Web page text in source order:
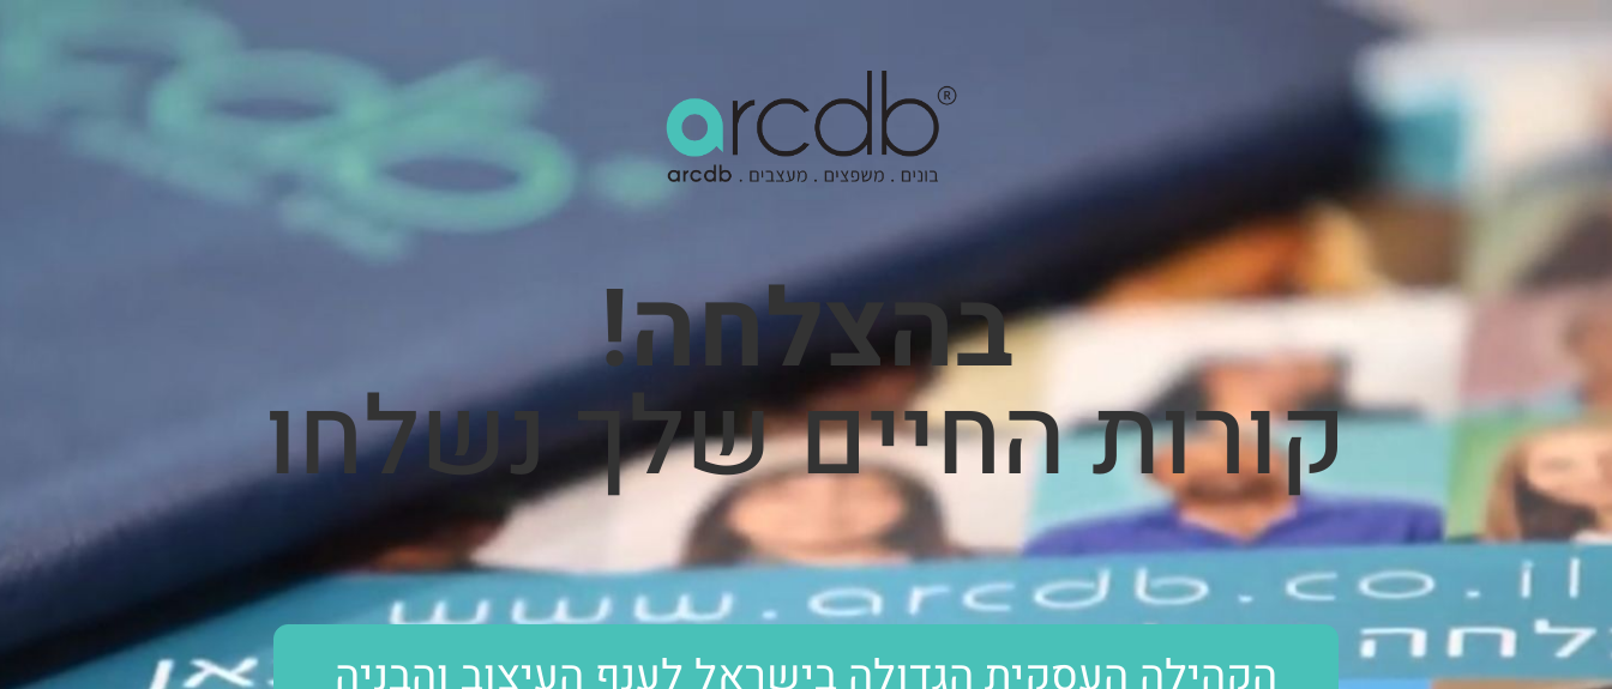
בהצלחה!
קורות החיים שלך נשלחו
הקהילה העסקית הגדולה בישראל לענף העיצוב והבניה